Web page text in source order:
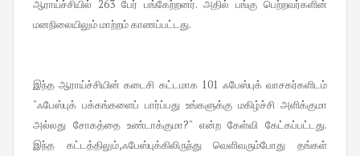
ஆராய்ச்சியில் 263 பேர் பங்கேற்றனர். அதில் பங்கு பெற்றவர்களின்
மனநிலையிலும் மாற்றம் காணப்பட்டது.
இந்த ஆராய்ச்சியின் கடைசி கட்டமாக 101 ஃபேஸ்புக் வாசகர்களிடம்
"ஃபேஸ்புக் பக்கங்களைப் பார்ப்பது உங்களுக்கு மகிழ்ச்சி அளிக்குமா
அல்லது சோகத்தை உண்டாக்குமா?" என்ற கேள்வி கேட்கப்பட்டது.
இந்த கட்டத்திலும்,ஃபேஸ்புக்கிலிருந்து வெளிவரும்போது தங்கள்